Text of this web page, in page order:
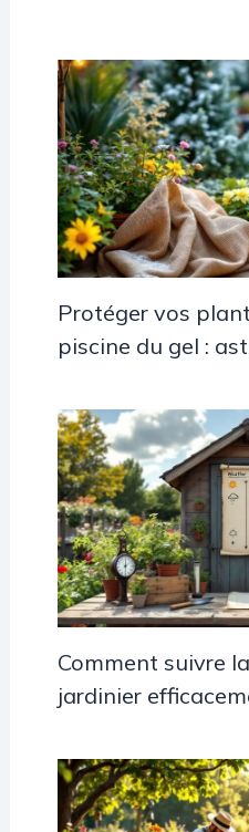
Protéger vos
piscine du gel :
Comment suivre
jardinier